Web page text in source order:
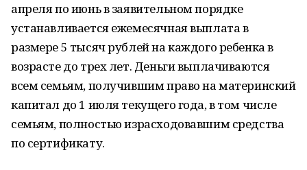
апреля по июнь в заявительном порядке
устанавливается ежемесячная выплата в
размере 5 тысяч рублей на каждого ребенка в
возрасте до трех лет. Деньги выплачиваются
всем семьям, получившим право на материнский
капитал до 1 июля текущего года, в том числе
семьям, полностью израсходовавшим средства
по сертификату.